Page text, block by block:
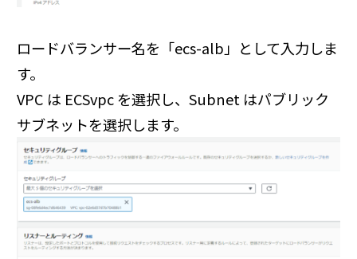
ロードバランサー名を「ecs-alb」として入力しま
す。
VPC は ECSvpc を選択し、Subnet はパブリック
サブネットを選択します。